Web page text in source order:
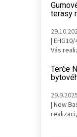
terasy
|
Vás
Terče
29.9.2025
| New